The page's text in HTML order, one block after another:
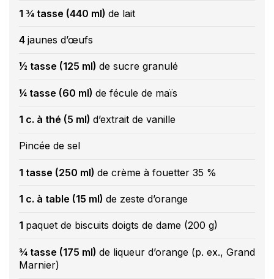
1 ¾ tasse (440 ml) de lait
4 jaunes d’œufs
½ tasse (125 ml) de sucre granulé
¼ tasse (60 ml) de fécule de maïs
1 c. à thé (5 ml) d’extrait de vanille
Pincée de sel
1 tasse (250 ml) de crème à fouetter 35 %
1 c. à table (15 ml) de zeste d’orange
1 paquet de biscuits doigts de dame (200 g)
¾ tasse (175 ml) de liqueur d’orange (p. ex., Grand
Marnier)